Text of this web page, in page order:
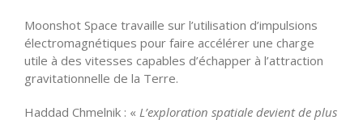
Moonshot Space travaille sur l’utilisation d’impulsions
électromagnétiques pour faire accélérer une charge
utile à des vitesses capables d’échapper à l’attraction
gravitationnelle de la Terre.
Haddad Chmelnik : « L’exploration spatiale devient de plus